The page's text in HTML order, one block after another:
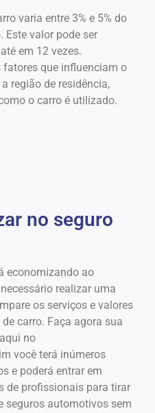
varia entre 3% e 5% do
Este valor pode ser
em 12 vezes.
fatores que influenciam o
região de residência,
o carro é utilizado.
no seguro
economizando ao
realizar uma
os serviços e valores
carro. Faça agora sua
no
você terá inúmeros
e poderá entrar em
de profissionais para tirar
seguros automotivos sem